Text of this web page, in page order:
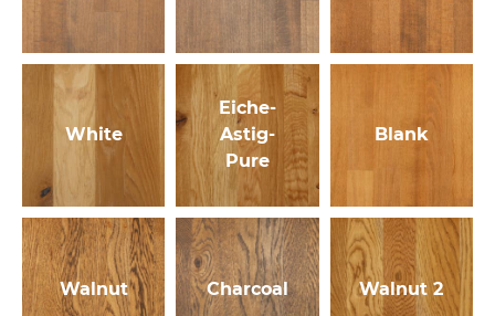
White
Eiche-
Astig-
Pure
Blank
Walnut Charcoal Walnut 2